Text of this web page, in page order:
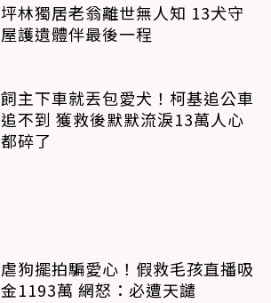
坪林獨居老翁離世無人知 13犬守
屋護遺體伴最後一程
飼主下車就丟包愛犬！柯基追公車
追不到 獲救後默默流淚13萬人心
都碎了
虐狗擺拍騙愛心！假救毛孩直播吸
金1193萬 網怒：必遭天譴